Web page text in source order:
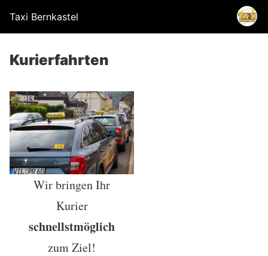
Taxi Bernkastel
Kurierfahrten
Wir bringen Ihr
Kurier
schnellstmöglich
zum Ziel!